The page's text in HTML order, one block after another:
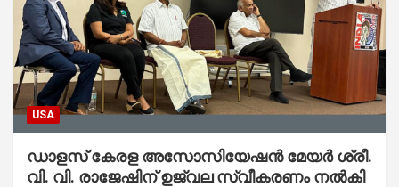
USA
ഡാളസ് കേരള അസോസിയേഷൻ മേയർ ശ്രീ.
വി. വി. രാജേഷിന് ഉജ്വല സ്വീകരണം നൽകി